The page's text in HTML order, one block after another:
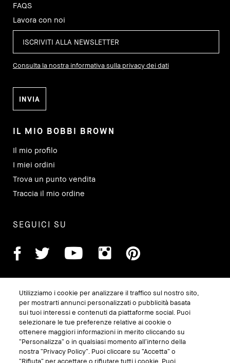
FAQS
Lavora con noi
Consulta la nostra informativa sulla privacy dei dati
IL MIO BOBBI BROWN
Il mio profilo
I miei ordini
Trova un punto vendita
Traccia il mio ordine
SEGUICI SU
GESTISCI I COOKIE DEL SITO
Utilizziamo i cookie per analizzare il traffico sul nostro sito,
per mostrarti annunci personalizzati o pubblicità basata
sui tuoi interessi e contenuti da piattaforme social. Puoi
selezionare le tue preferenze relative ai cookie o
ottenere maggiori informazioni in merito cliccando su
“Personalizza” o in qualsiasi momento all’interno della
nostra “Privacy Policy”. Puoi cliccare su “Accetta” o
“Rifiuta” per accettare o rifiutare tutti i cookie. Puoi